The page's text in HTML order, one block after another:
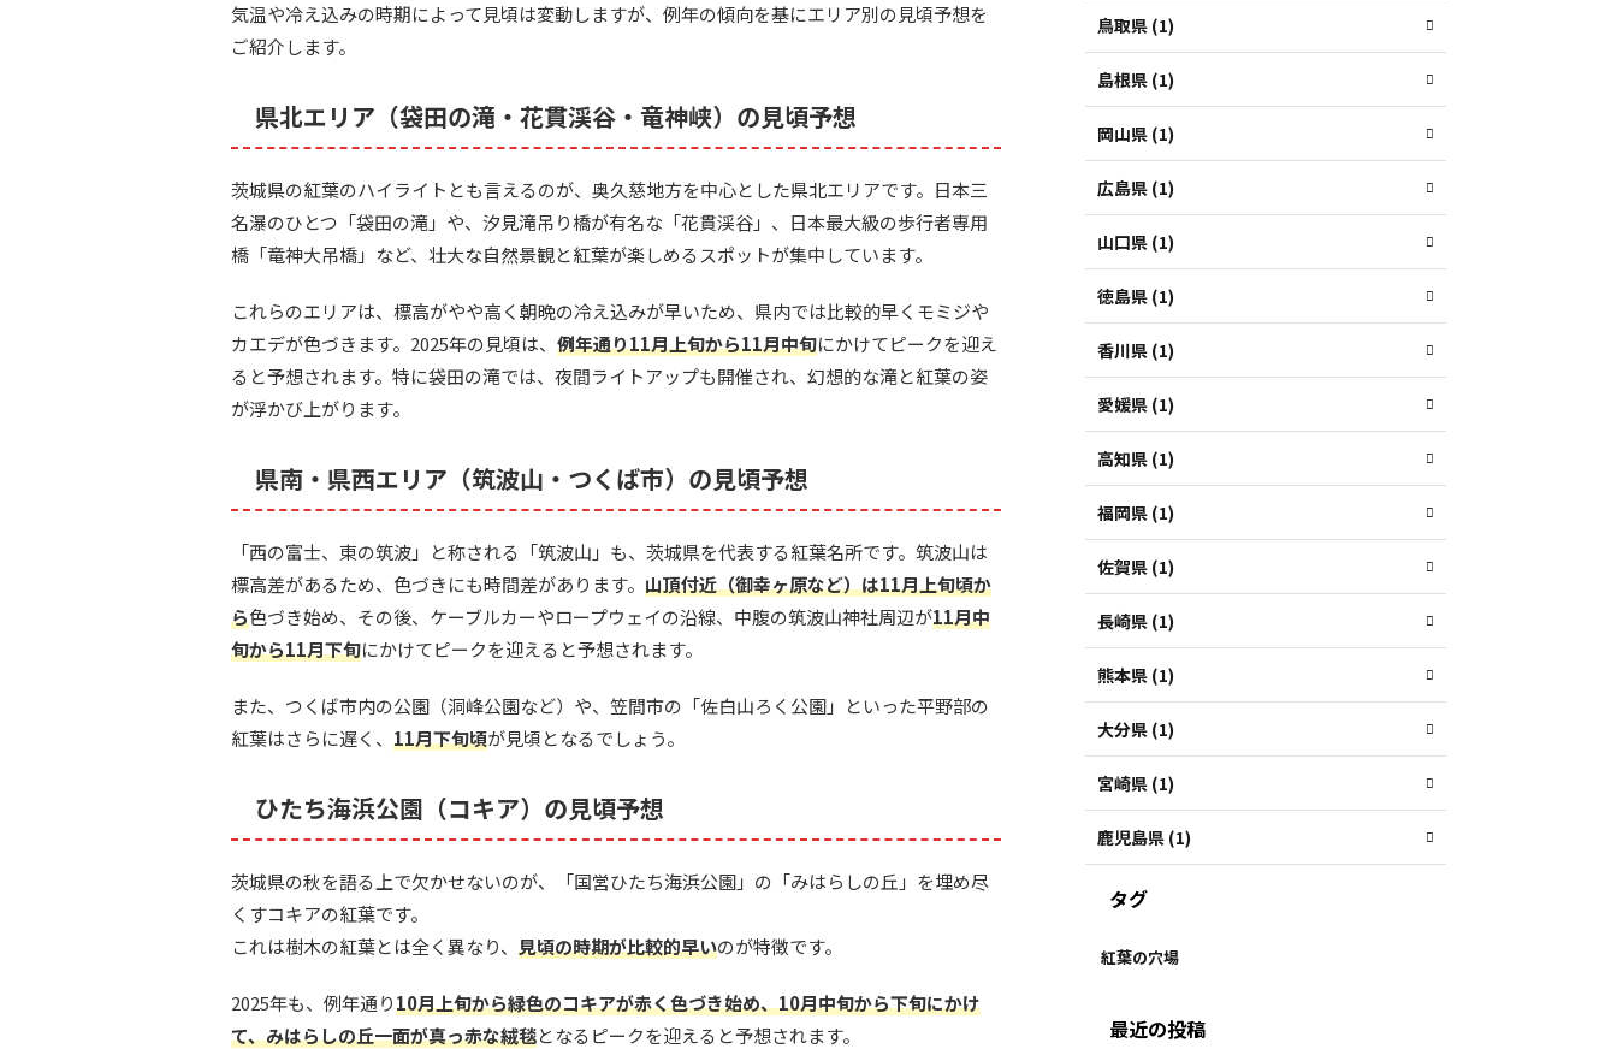
気温や冷え込みの時期によって見頃は変動しますが、例年の傾向を基にエリア別の見頃予想を
ご紹介します。
県北エリア（袋田の滝・花貫渓谷・竜神峡）の見頃予想
茨城県の紅葉のハイライトとも言えるのが、奥久慈地方を中心とした県北エリアです。日本三
名瀑のひとつ「袋田の滝」や、汐見滝吊り橋が有名な「花貫渓谷」、日本最大級の歩行者専用
橋「竜神大吊橋」など、壮大な自然景観と紅葉が楽しめるスポットが集中しています。
これらのエリアは、標高がやや高く朝晩の冷え込みが早いため、県内では比較的早くモミジや
カエデが色づきます。2025年の見頃は、 例年通り11月上旬から11月中旬にかけてピークを迎え
ると予想されます。特に袋田の滝では、夜間ライトアップも開催され、幻想的な滝と紅葉の姿
が浮かび上がります。
県南・県西エリア（筑波山・つくば市）の見頃予想
「西の富士、東の筑波」と称される「筑波山」も、茨城県を代表する紅葉名所です。筑波山は
標高差があるため、色づきにも時間差があります。 山頂付近（御幸ヶ原など）は11月上旬頃か
ら色づき始め、その後、ケーブルカーやロープウェイの沿線、中腹の筑波山神社周辺が11月中
旬から11月下旬にかけてピークを迎えると予想されます。
また、つくば市内の公園（洞峰公園など）や、笠間市の「佐白山ろく公園」といった平野部の
紅葉はさらに遅く、 11月下旬頃が見頃となるでしょう。
ひたち海浜公園（コキア）の見頃予想
茨城県の秋を語る上で欠かせないのが、「国営ひたち海浜公園」の「みはらしの丘」を埋め尽
くすコキアの紅葉です。
これは樹木の紅葉とは全く異なり、 見頃の時期が比較的早いのが特徴です。
2025年も、例年通り10月上旬から緑色のコキアが赤く色づき始め、10月中旬から下旬にかけ
て、みはらしの丘一面が真っ赤な絨毯となるピークを迎えると予想されます。
鳥取県 (1)
島根県 (1)
岡山県 (1)
広島県 (1)
山口県 (1)
徳島県 (1)
香川県 (1)
愛媛県 (1)
高知県 (1)
福岡県 (1)
佐賀県 (1)
長崎県 (1)
熊本県 (1)
大分県 (1)
宮崎県 (1)
鹿児島県 (1)
タグ
紅葉の穴場
最近の投稿